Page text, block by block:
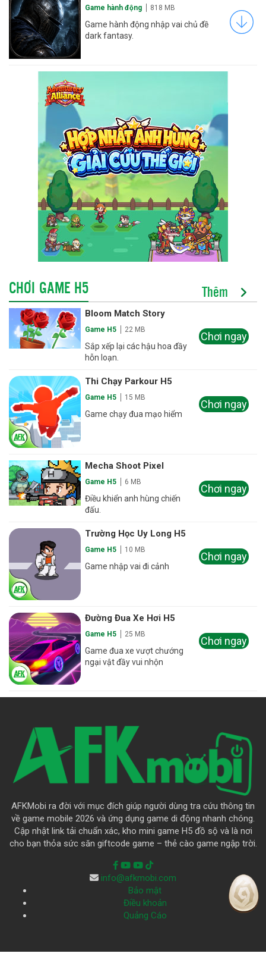
Game hành động 818 MB
Game hành động nhập vai chủ đề
dark fantasy.
CHƠI GAME H5 Thêm
Bloom Match Story
Game H5 22 MB
Sắp xếp lại các hậu hoa đầy
hỗn loạn.
Chơi ngay
Thi Chạy Parkour H5
Game H5 15 MB
Game chạy đua mạo hiểm
Chơi ngay
Mecha Shoot Pixel
Game H5 6 MB
Điều khiển anh hùng chiến
đấu.
Chơi ngay
Trường Học Uy Long H5
Game H5 10 MB
Game nhập vai đi cảnh
Chơi ngay
Đường Đua Xe Hơi H5
Game H5 25 MB
Game đua xe vượt chướng
ngại vật đầy vui nhộn
Chơi ngay
AFKMobi ra đời với mục đích giúp người dùng tra cứu thông tin
về game mobile 2026 và ứng dụng game di động nhanh chóng.
Cập nhật link tải chuẩn xác, kho mini game H5 đồ sộ và là nơi
cho bạn thỏa sức săn giftcode game – thẻ cào game ngập trời.
info@afkmobi.com
Bảo mật
Điều khoản
Quảng Cáo